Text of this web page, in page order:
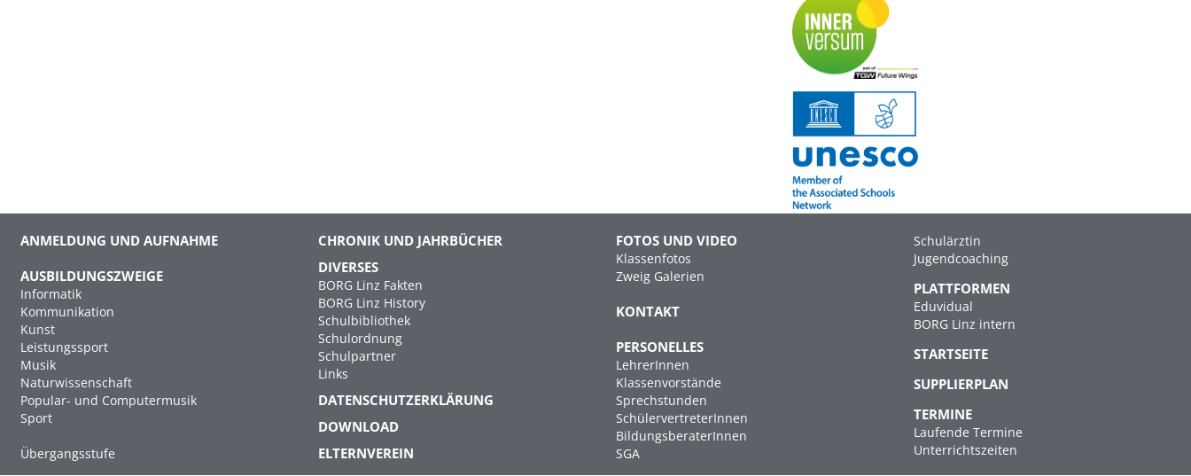
ANMELDUNG UND AUFNAHME
AUSBILDUNGSZWEIGE
Informatik
Kommunikation
Kunst
Leistungssport
Musik
Naturwissenschaft
Popular- und Computermusik
Sport
Übergangsstufe
CHRONIK UND JAHRBÜCHER
DIVERSES
BORG Linz Fakten
BORG Linz History
Schulbibliothek
Schulordnung
Schulpartner
Links
DATENSCHUTZERKLÄRUNG
DOWNLOAD
ELTERNVEREIN
FOTOS UND VIDEO
Klassenfotos
Zweig Galerien
KONTAKT
PERSONELLES
LehrerInnen
Klassenvorstände
Sprechstunden
SchülervertreterInnen
BildungsberaterInnen
SGA
Schulärztin
Jugendcoaching
PLATTFORMEN
Eduvidual
BORG Linz intern
STARTSEITE
SUPPLIERPLAN
TERMINE
Laufende Termine
Unterrichtszeiten